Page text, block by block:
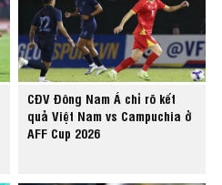
CĐV Đông Nam Á chỉ rõ kết
quả Việt Nam vs Campuchia ở
AFF Cup 2026